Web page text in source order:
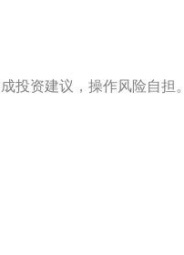
投资建议，操作风险自担。